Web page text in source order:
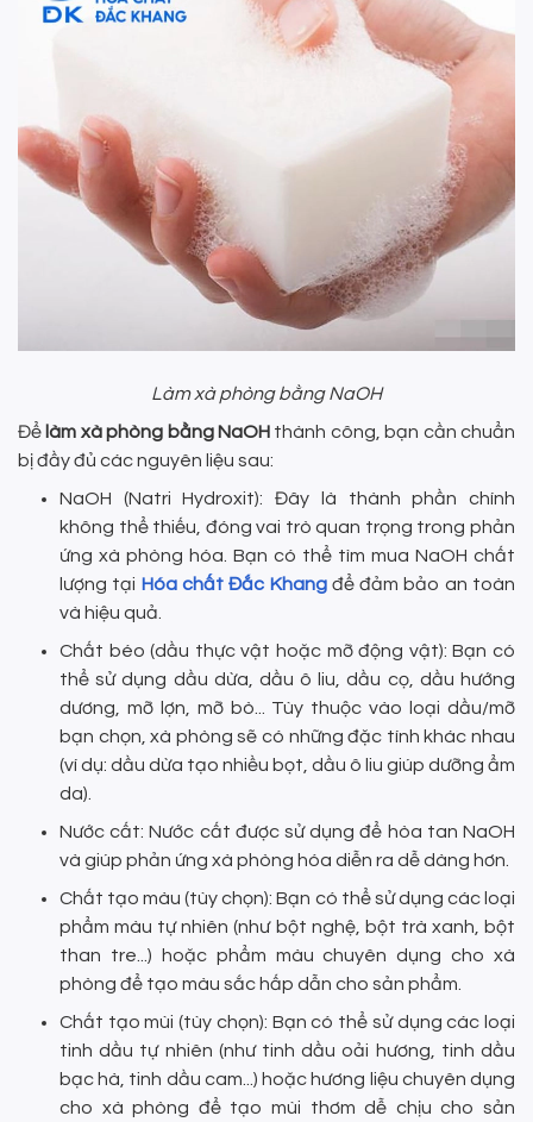
Làm xà phòng bằng NaOH
Để làm xà phòng bằng NaOH thành công, bạn cần chuẩn
bị đầy đủ các nguyên liệu sau:
NaOH (Natri Hydroxit): Đây là thành phần chính
không thể thiếu, đóng vai trò quan trọng trong phản
ứng xà phòng hóa. Bạn có thể tìm mua NaOH chất
lượng tại Hóa chất Đắc Khang để đảm bảo an toàn
và hiệu quả.
Chất béo (dầu thực vật hoặc mỡ động vật): Bạn có
thể sử dụng dầu dừa, dầu ô liu, dầu cọ, dầu hướng
dương, mỡ lợn, mỡ bò... Tùy thuộc vào loại dầu/mỡ
bạn chọn, xà phòng sẽ có những đặc tính khác nhau
(ví dụ: dầu dừa tạo nhiều bọt, dầu ô liu giúp dưỡng ẩm
da).
Nước cất: Nước cất được sử dụng để hòa tan NaOH
và giúp phản ứng xà phòng hóa diễn ra dễ dàng hơn.
Chất tạo màu (tùy chọn): Bạn có thể sử dụng các loại
phẩm màu tự nhiên (như bột nghệ, bột trà xanh, bột
than tre...) hoặc phẩm màu chuyên dụng cho xà
phòng để tạo màu sắc hấp dẫn cho sản phẩm.
Chất tạo mùi (tùy chọn): Bạn có thể sử dụng các loại
tinh dầu tự nhiên (như tinh dầu oải hương, tinh dầu
bạc hà, tinh dầu cam...) hoặc hương liệu chuyên dụng
cho xà phòng để tạo mùi thơm dễ chịu cho sản